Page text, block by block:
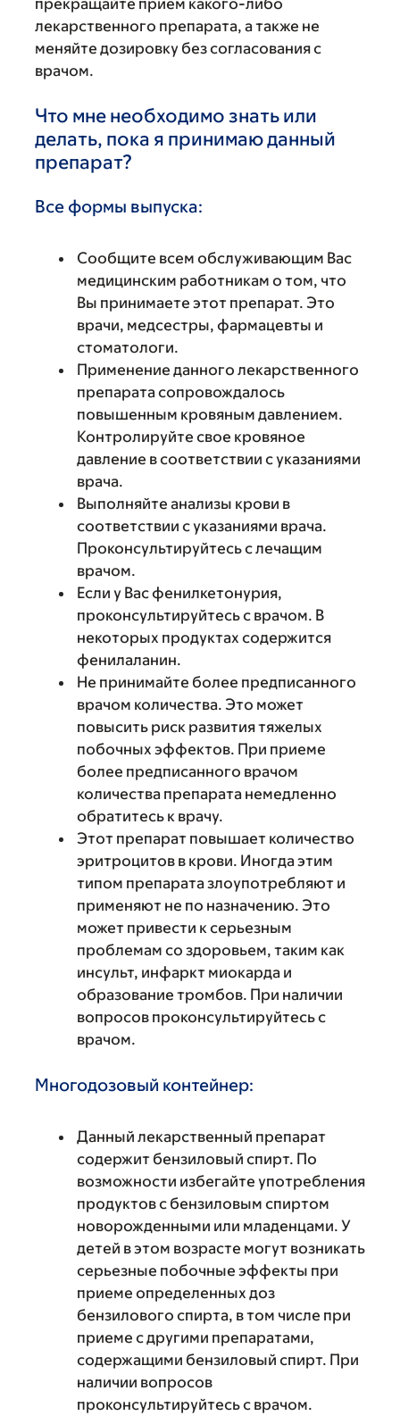
лекарственного препарата, а также не
меняйте дозировку без согласования с
врачом.
Что мне необходимо знать или
делать, пока я принимаю данный
препарат?
Все формы выпуска:
Сообщите всем обслуживающим Вас
медицинским работникам о том, что
Вы принимаете этот препарат. Это
врачи, медсестры, фармацевты и
стоматологи.
Применение данного лекарственного
препарата сопровождалось
повышенным кровяным давлением.
Контролируйте свое кровяное
давление в соответствии с указаниями
врача.
Выполняйте анализы крови в
соответствии с указаниями врача.
Проконсультируйтесь с лечащим
врачом.
Если у Вас фенилкетонурия,
проконсультируйтесь с врачом. В
некоторых продуктах содержится
фенилаланин.
Не принимайте более предписанного
врачом количества. Это может
повысить риск развития тяжелых
побочных эффектов. При приеме
более предписанного врачом
количества препарата немедленно
обратитесь к врачу.
Этот препарат повышает количество
эритроцитов в крови. Иногда этим
типом препарата злоупотребляют и
применяют не по назначению. Это
может привести к серьезным
проблемам со здоровьем, таким как
инсульт, инфаркт миокарда и
образование тромбов. При наличии
вопросов проконсультируйтесь с
врачом.
Многодозовый контейнер:
Данный лекарственный препарат
содержит бензиловый спирт. По
возможности избегайте употребления
продуктов с бензиловым спиртом
новорожденными или младенцами. У
детей в этом возрасте могут возникать
серьезные побочные эффекты при
приеме определенных доз
бензилового спирта, в том числе при
приеме с другими препаратами,
содержащими бензиловый спирт. При
наличии вопросов
проконсультируйтесь с врачом.